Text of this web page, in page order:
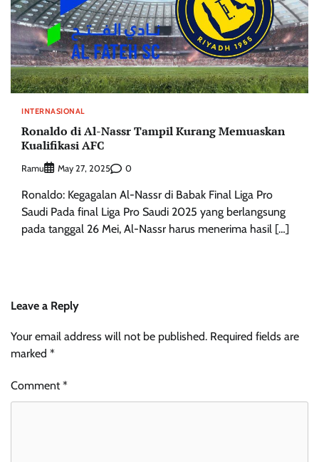
INTERNASIONAL
Ronaldo di Al-Nassr Tampil Kurang Memuaskan
Kualifikasi AFC
Ramu May 27, 2025 0
Ronaldo: Kegagalan Al-Nassr di Babak Final Liga Pro
Saudi Pada final Liga Pro Saudi 2025 yang berlangsung
pada tanggal 26 Mei, Al-Nassr harus menerima hasil […]
Leave a Reply
Your email address will not be published. Required fields are
marked *
Comment*